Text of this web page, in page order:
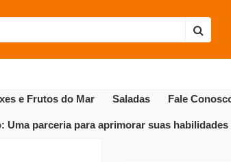
e Frutos do Mar Saladas Fale
Uma parceria para aprimorar suas